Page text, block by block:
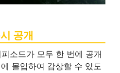
공개
소드가 모두 한 번에 공개
몰입하여 감상할 수 있도